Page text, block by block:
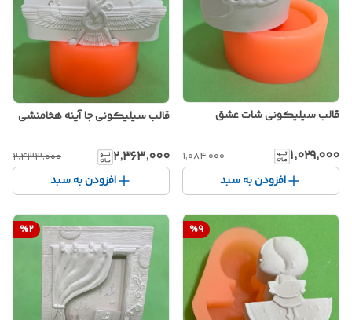
قالب سیلیکونی شات عشق
۱٬۰۲۹٬۰۰۰ ۱٬۰۸۴٬۰۰۰
افزودن به سبد
قالب سیلیکونی جا آینه هخامنشی
۲٬۳۶۳٬۰۰۰ ۲٬۴۳۳٬۰۰۰
افزودن به سبد
%9
%2